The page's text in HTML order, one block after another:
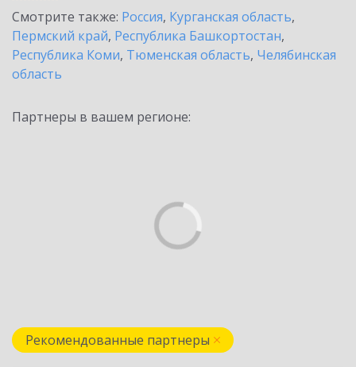
Смотрите также: Россия, Курганская область,
Пермский край, Республика Башкортостан,
Республика Коми, Тюменская область, Челябинская
область
Партнеры в вашем регионе:
Рекомендованные партнеры